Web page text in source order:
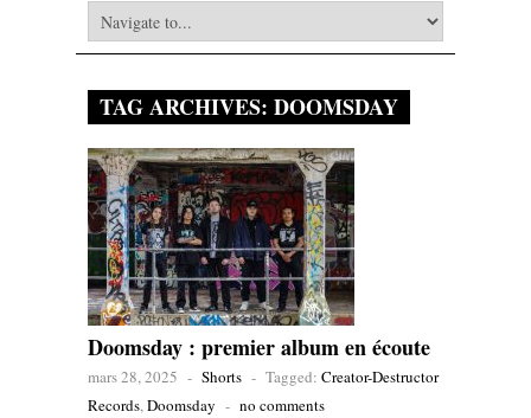
TAG ARCHIVES: DOOMSDAY
Doomsday : premier album en écoute
mars 28, 2025 - Shorts - Tagged: Creator-Destructor
Records,Doomsday - no comments